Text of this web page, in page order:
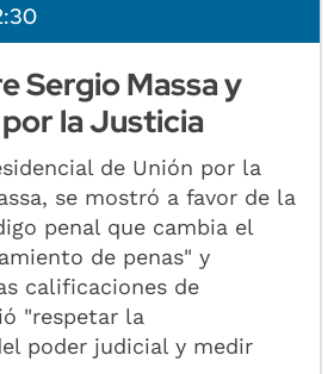
Sergio Massa y
la Justicia
de Unión por la
se mostró a favor de la
penal que cambia el
de penas" y
calificaciones de
"respetar la
poder judicial y medir